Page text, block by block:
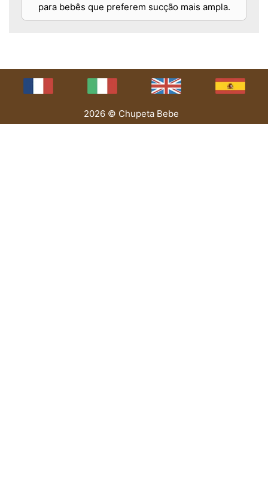
para bebês que preferem sucção mais ampla.
2026 © Chupeta Bebe